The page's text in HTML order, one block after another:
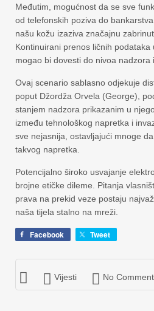
Međutim, mogućnost da se sve
od telefonskih poziva do
našu kožu izaziva značajnu
Kontinuirani prenos ličnih
mogao bi dovesti do nivoa nadzora
Ovaj scenario sablasno odjekuje
poput Džordža Orvela (George),
stanjem nadzora prikazanim u
između tehnološkog napretka i
sve nejasnija, ostavljajući mnoge
takvog napretka.
Potencijalno široko usvajanje
brojne etičke dileme. Pitanja
prava na prekid veze postaju
naša tijela stalno na mreži.
Facebook Tweet
Vijesti No